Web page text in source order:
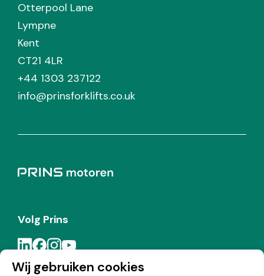
Wij gebruiken cookies
Otterpool Lane
Lympne
Kent
CT21 4LR
+44 1303 237122
info@prinsforklifts.co.uk
Volg Prins